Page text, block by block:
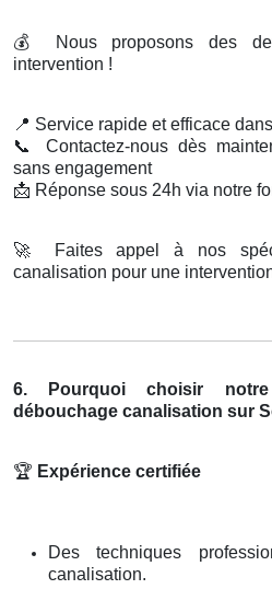
💰
Nous proposons des
intervention !
📍 Service rapide et efficace
📞
Contactez-nous dès
sans engagement
📩 Réponse sous 24h via notre
🚀
Faites appel à nos
canalisation pour une
6. Pourquoi choisir
débouchage canalisation sur
🏆 Expérience certifiée
Des techniques
canalisation.